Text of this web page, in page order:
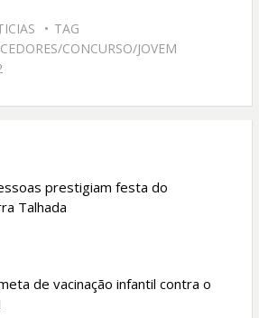
e
b
o
at
s
p
er l
TAG
CONCURSO/JOVEM
prestigiam festa do
Talhada
de vacinação infantil contra o